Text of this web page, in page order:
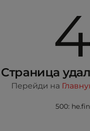
Страница
Перейди на
500: